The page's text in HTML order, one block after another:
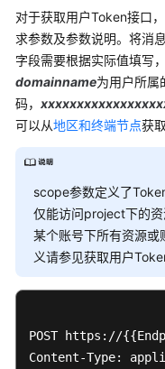
取
API
版
本
API
v3（推
附
录
用
户
指
（吉
隆
对于获取用户Token接口
求参数及参数说明。将消
字段需要根据实际值填写
domainname为用户所属
码，
可以从地区和终端节点获取
scope参数定义了
仅能访问project下的
某个账号下所有资源
义请参见获取用户
POST https://
Content-Type: